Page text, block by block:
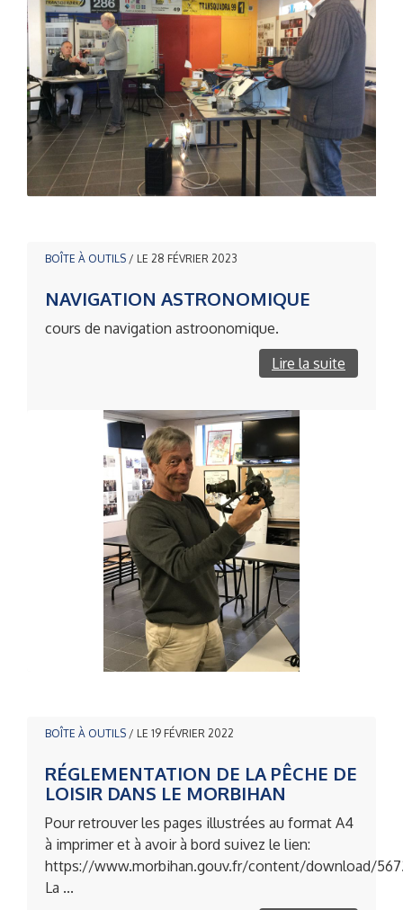
BOÎTE À OUTILS / LE 28 FÉVRIER 2023
NAVIGATION ASTRONOMIQUE
cours de navigation astroonomique.
Lire la suite
BOÎTE À OUTILS / LE 19 FÉVRIER 2022
RÉGLEMENTATION DE LA PÊCHE DE
LOISIR DANS LE MORBIHAN
Pour retrouver les pages illustrées au format A4
à imprimer et à avoir à bord suivez le lien:
https://www.morbihan.gouv.fr/content/download/
La ...